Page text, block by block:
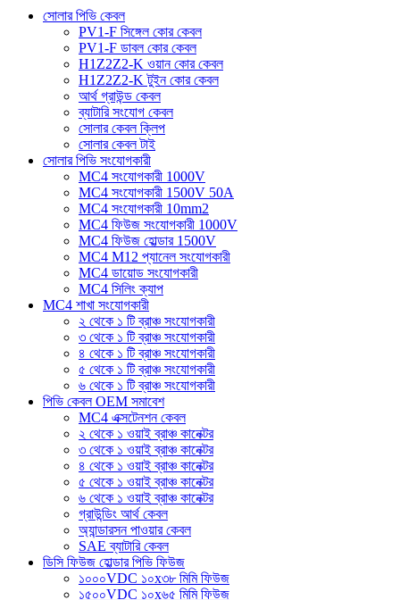
সোলার পিভি কেবল
PV1-F সিঙ্গেল কোর কেবল
PV1-F ডাবল কোর কেবল
H1Z2Z2-K ওয়ান কোর কেবল
H1Z2Z2-K টুইন কোর কেবল
আর্থ গ্রাউন্ড কেবল
ব্যাটারি সংযোগ কেবল
সোলার কেবল ক্লিপ
সোলার কেবল টাই
সোলার পিভি সংযোগকারী
MC4 সংযোগকারী 1000V
MC4 সংযোগকারী 1500V 50A
MC4 সংযোগকারী 10mm2
MC4 ফিউজ সংযোগকারী 1000V
MC4 ফিউজ হোল্ডার 1500V
MC4 M12 প্যানেল সংযোগকারী
MC4 ডায়োড সংযোগকারী
MC4 সিলিং ক্যাপ
MC4 শাখা সংযোগকারী
২ থেকে ১ টি ব্রাঞ্চ সংযোগকারী
৩ থেকে ১ টি ব্রাঞ্চ সংযোগকারী
৪ থেকে ১ টি ব্রাঞ্চ সংযোগকারী
৫ থেকে ১ টি ব্রাঞ্চ সংযোগকারী
৬ থেকে ১ টি ব্রাঞ্চ সংযোগকারী
পিভি কেবল OEM সমাবেশ
MC4 এক্সটেনশন কেবল
২ থেকে ১ ওয়াই ব্রাঞ্চ কানেক্টর
৩ থেকে ১ ওয়াই ব্রাঞ্চ কানেক্টর
৪ থেকে ১ ওয়াই ব্রাঞ্চ কানেক্টর
৫ থেকে ১ ওয়াই ব্রাঞ্চ কানেক্টর
৬ থেকে ১ ওয়াই ব্রাঞ্চ কানেক্টর
গ্রাউন্ডিং আর্থ কেবল
অ্যান্ডারসন পাওয়ার কেবল
SAE ব্যাটারি কেবল
ডিসি ফিউজ হোল্ডার পিভি ফিউজ
১০০০VDC ১০x৩৮ মিমি ফিউজ
১৫০০VDC ১০x৬৫ মিমি ফিউজ